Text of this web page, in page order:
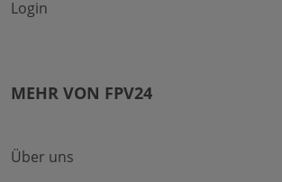
Login
MEHR VON FPV24
Über uns